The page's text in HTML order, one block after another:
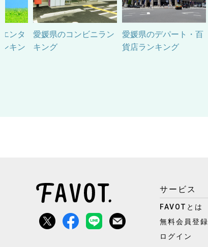
ンタ
キン
愛媛県のコンビニラン
キング
愛媛県のデパート・百
貨店ランキング
サービス
FAVOTとは
無料会員登録
ログイン